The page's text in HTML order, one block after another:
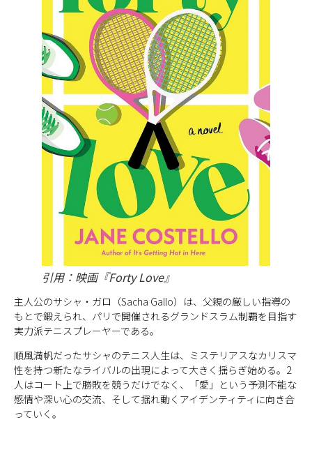
引用：映画『Forty Love』
主人公のサシャ・ガロ（Sacha Gallo）は、父親の厳しい指導の
もとで鍛えられ、パリで開催されるグランドスラム制覇を目指す
実力派テニスプレーヤーである。
順風満帆だったサシャのテニス人生は、ミステリアスなカリスマ
性を持つ新たなライバルの出現によって大きく揺らぎ始める。2
人はコート上で勝敗を競うだけでなく、「愛」という予測不能な
感情や深い心の交流、そして揺れ動くアイデンティティに向き合
っていく。